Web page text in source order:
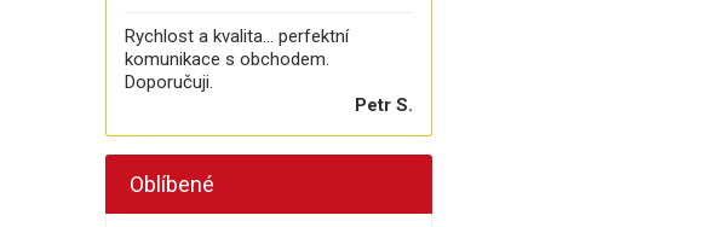
Rychlost a kvalita... perfektní
komunikace s obchodem.
Doporučuji.
Petr S.
Oblíbené